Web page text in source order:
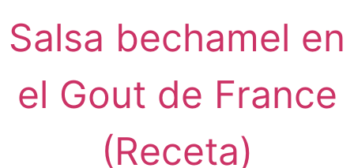
Salsa bechamel en
el Gout de France
(Receta)